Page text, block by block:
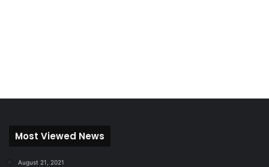
Most Viewed News
August 21, 2021